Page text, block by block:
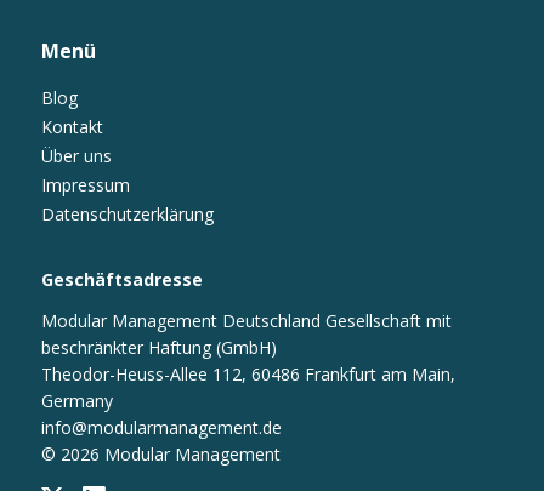
Menü
Blog
Kontakt
Über uns
Impressum
Datenschutzerklärung
Geschäftsadresse
Modular Management Deutschland Gesellschaft mit
beschränkter Haftung (GmbH)
Theodor-Heuss-Allee 112, 60486 Frankfurt am Main,
Germany
info@modularmanagement.de
© 2026 Modular Management